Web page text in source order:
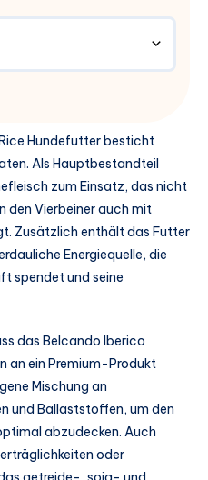
Hundefutter besticht
Als Hauptbestandteil
zum Einsatz, das nicht
den Vierbeiner auch mit
Zusätzlich enthält das Futter
Energiequelle, die
spendet und seine
das Belcando Iberico
an ein Premium-Produkt
Mischung an
und Ballaststoffen, um den
abzudecken. Auch
oder